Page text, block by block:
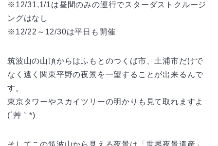
※12/31,1/1は昼間のみの運行でスターダストクルージ
ングはなし
※12/22～12/30は平日も開催
筑波山の山頂からはふもとのつくば市、土浦市だけで
なく遠く関東平野の夜景を一望することが出来るんで
す。
東京タワーやスカイツリーの明かりも見て取れますよ
(´艸｀*)
そしてこの筑波山から見える夜景は「世界夜景遺産」